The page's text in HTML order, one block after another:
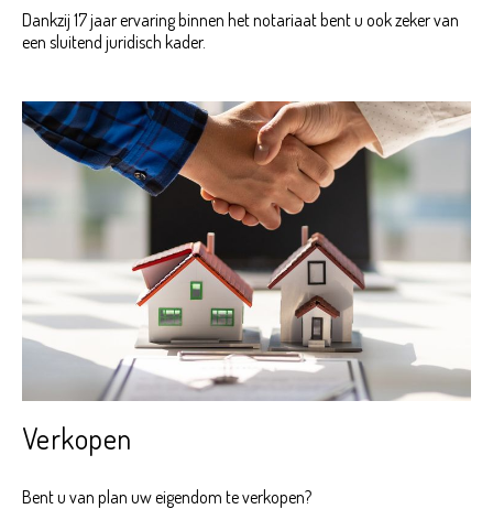
Dankzij 17 jaar ervaring binnen het notariaat bent u ook zeker van
een sluitend juridisch kader.
Verkopen
Bent u van plan uw eigendom te verkopen?